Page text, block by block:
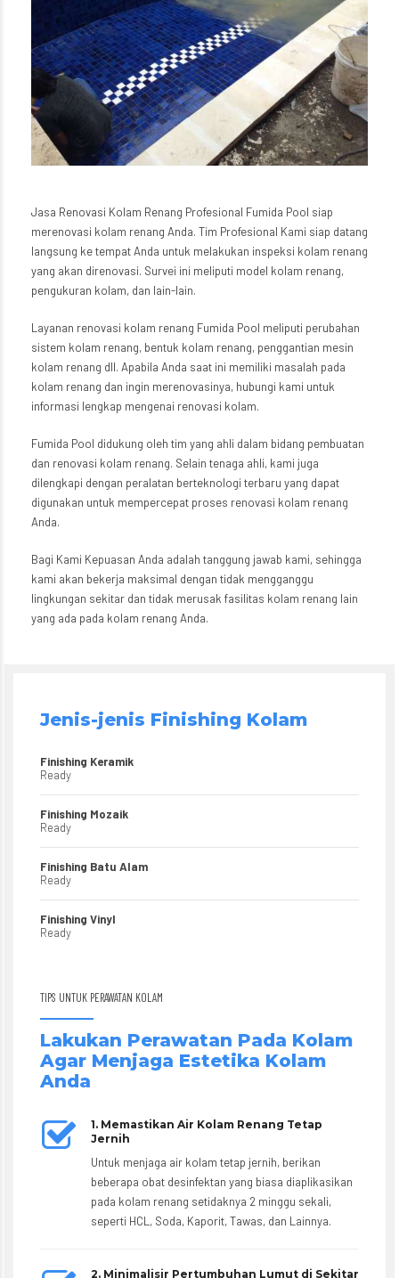
Jasa Renovasi Kolam Renang Profesional Fumida Pool siap
merenovasi kolam renang Anda. Tim Profesional Kami siap datang
langsung ke tempat Anda untuk melakukan inspeksi kolam renang
yang akan direnovasi. Survei ini meliputi model kolam renang,
pengukuran kolam, dan lain-lain.
Layanan renovasi kolam renang Fumida Pool meliputi perubahan
sistem kolam renang, bentuk kolam renang, penggantian mesin
kolam renang dll. Apabila Anda saat ini memiliki masalah pada
kolam renang dan ingin merenovasinya, hubungi kami untuk
informasi lengkap mengenai renovasi kolam.
Fumida Pool didukung oleh tim yang ahli dalam bidang pembuatan
dan renovasi kolam renang. Selain tenaga ahli, kami juga
dilengkapi dengan peralatan berteknologi terbaru yang dapat
digunakan untuk mempercepat proses renovasi kolam renang
Anda.
Bagi Kami Kepuasan Anda adalah tanggung jawab kami, sehingga
kami akan bekerja maksimal dengan tidak mengganggu
lingkungan sekitar dan tidak merusak fasilitas kolam renang lain
yang ada pada kolam renang Anda.
Jenis-jenis Finishing Kolam
Finishing Keramik
Ready
Finishing Mozaik
Ready
Finishing Batu Alam
Ready
Finishing Vinyl
Ready
TIPS UNTUK PERAWATAN KOLAM
Lakukan Perawatan Pada Kolam
Agar Menjaga Estetika Kolam
Anda
1. Memastikan Air Kolam Renang Tetap
Jernih
Untuk menjaga air kolam tetap jernih, berikan
beberapa obat desinfektan yang biasa diaplikasikan
pada kolam renang setidaknya 2 minggu sekali,
seperti HCL, Soda, Kaporit, Tawas, dan Lainnya.
2. Minimalisir Pertumbuhan Lumut di Sekitar